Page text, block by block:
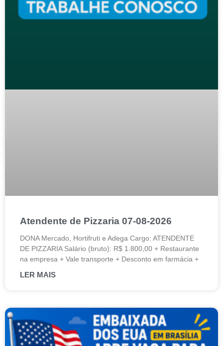
Atendente de Pizzaria 07-08-2026
DONA Mercado, Hortifruti e Adega Cargo: ATENDENTE
DE PIZZARIA Salário (bruto): R$ 1.800,00 + Restaurante
na empresa + Vale transporte + Desconto em farmácia +
LER MAIS